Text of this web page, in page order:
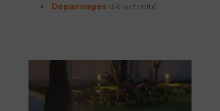
Dépannages d’électricité